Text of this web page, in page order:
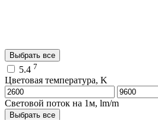
Выбрать все
5.4 7
Цветовая температура, K
Световой поток на 1м, lm/m
Выбрать все